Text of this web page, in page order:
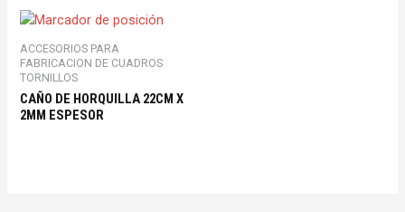
ACCESORIOS PARA
FABRICACION DE CUADROS
TORNILLOS
CAÑO DE HORQUILLA 22CM X
2MM ESPESOR